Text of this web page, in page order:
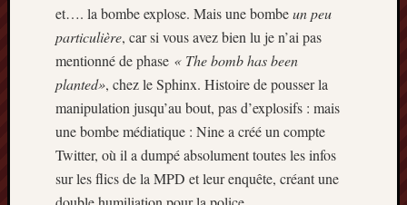
et…. la bombe explose. Mais une bombeun peu
particulière, car si vous avez bien lu je n’ai pas
mentionné de phase « The bomb has been
planted», chez le Sphinx. Histoire de pousser la
manipulation jusqu’au bout, pas d’explosifs : mais
une bombe médiatique : Nine a créé un compte
Twitter, où il a dumpé absolument toutes les infos
sur les flics de la MPD et leur enquête, créant une